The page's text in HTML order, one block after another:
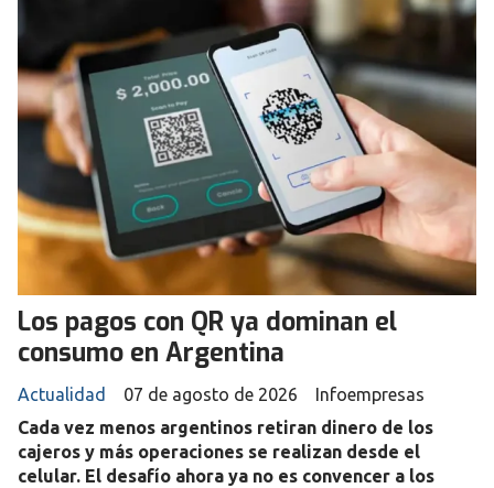
Los pagos con QR ya dominan el
consumo en Argentina
Infoempresas
Actualidad
07 de agosto de 2026
Cada vez menos argentinos retiran dinero de los
cajeros y más operaciones se realizan desde el
celular. El desafío ahora ya no es convencer a los